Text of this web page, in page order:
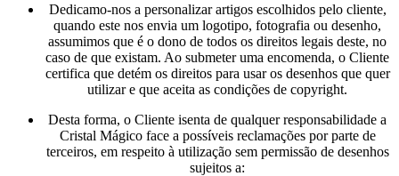
Dedicamo-nos a personalizar artigos escolhidos pelo cliente,
quando este nos envia um logotipo, fotografia ou desenho,
assumimos que é o dono de todos os direitos legais deste, no
caso de que existam. Ao submeter uma encomenda, o Cliente
certifica que detém os direitos para usar os desenhos que quer
utilizar e que aceita as condições de copyright.
Desta forma, o Cliente isenta de qualquer responsabilidade a
Cristal Mágico face a possíveis reclamações por parte de
terceiros, em respeito à utilização sem permissão de desenhos
sujeitos a: